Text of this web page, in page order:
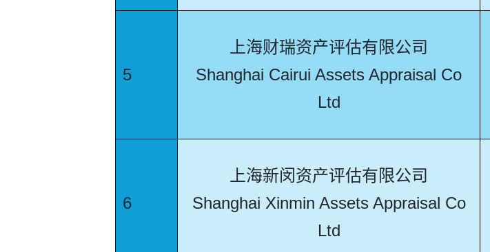
5
上海财瑞资产评估有限公司
Shanghai Cairui Assets Appraisal Co
Ltd
6
上海新闵资产评估有限公司
Shanghai Xinmin Assets Appraisal Co
Ltd